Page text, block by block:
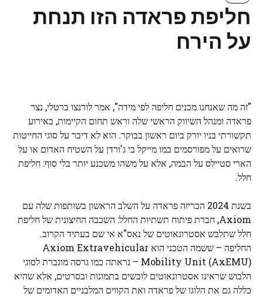
חליפת פראדה הזו תנחת
על הירח
"זה מה שאנחנו מכנים חליפה לפי מידה", אמר לורנצו ברטלי, נצר
פראדה ומנהל השיווק הראשי שלה וראש תחום הקיימות, באירוע
תקשורתי בניו יורק ביום ראשון בבוקר. הוא לא דיבר על סוגי החייטות
שרואים על מפורסמים כמו מייקל בי ג'ורדן על השטיח האדום או על
הארי סטיילס על הבמה, אלא על משהו משכנע יותר בלי סוף: חליפת
חלל.
בשנת 2024 הכריזה פראדה על השלב הראשון בשותפות שלה עם
Axiom, חברת פיתוח תשתיות החלל: השכבה החיצונית של חליפת
חלל שתלבש אסטרונאוטים של נאס"א אי שם בעתיד הקרוב.
החליפה – ששמה הטכני הוא Axiom Extravehicular
Mobility Unit (AxEMU) – נראתה כמו גרסה מוגברת לסוגי
הלבוש שראינו אסטרונאוטים לובשים בתמונות ובסרטים, אלא שהיא
כללה גם את הלוגו של פראדה ואת הקווים המלבניים האדומים של